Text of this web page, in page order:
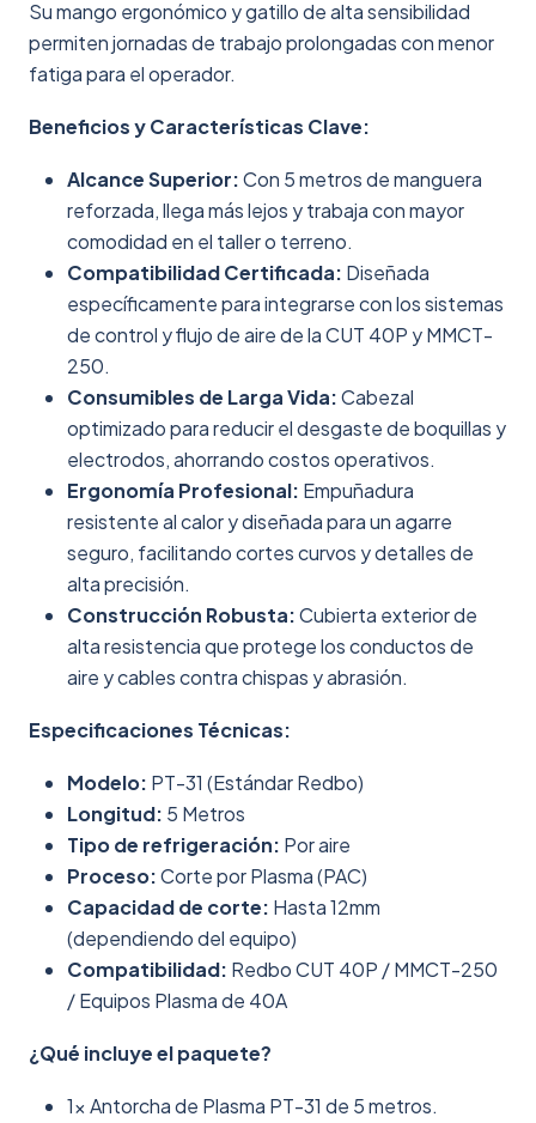
Su mango ergonómico y gatillo de alta sensibilidad
permiten jornadas de trabajo prolongadas con menor
fatiga para el operador.
Beneficios y Características Clave:
Alcance Superior:Con 5 metros de manguera
reforzada, llega más lejos y trabaja con mayor
comodidad en el taller o terreno.
Compatibilidad Certificada: Diseñada
específicamente para integrarse con los sistemas
de control y flujo de aire de la CUT 40P y MMCT-
250.
Consumibles de Larga Vida:Cabezal
optimizado para reducir el desgaste de boquillas y
electrodos, ahorrando costos operativos.
Ergonomía Profesional: Empuñadura
resistente al calor y diseñada para un agarre
seguro, facilitando cortes curvos y detalles de
alta precisión.
Construcción Robusta:Cubierta exterior de
alta resistencia que protege los conductos de
aire y cables contra chispas y abrasión.
Especificaciones Técnicas:
Modelo: PT-31 (Estándar Redbo)
Longitud: 5 Metros
Tipo de refrigeración: Por aire
Proceso:Corte por Plasma (PAC)
Capacidad de corte: Hasta 12mm
(dependiendo del equipo)
Compatibilidad: Redbo CUT 40P / MMCT-250
/ Equipos Plasma de 40A
¿Qué incluye el paquete?
1x Antorcha de Plasma PT-31 de 5 metros.